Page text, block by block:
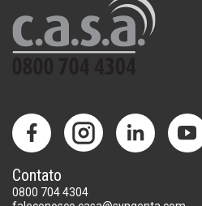
Contato
0800 704 4304